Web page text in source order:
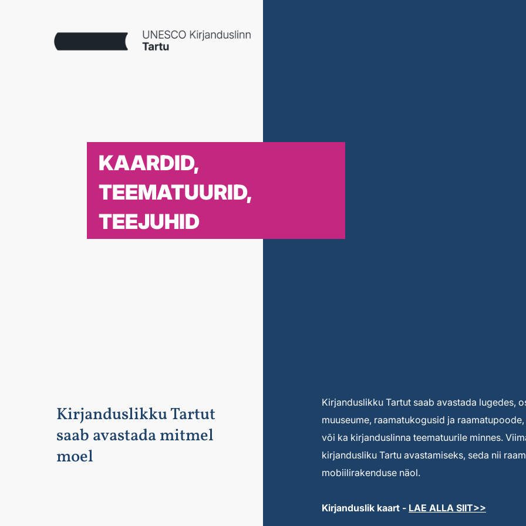
KAARDID,
TEEMATUURID,
TEEJUHID
Kirjanduslikku Tartut
saab avastada mitmel
moel
Kirjanduslikku Tartut saab avastada lugedes,
muuseume, raamatukogusid ja
või ka kirjanduslinna teematuurile minnes.
kirjandusliku Tartu avastamiseks, seda nii
mobiilirakenduse näol.
Kirjanduslik kaart - LAE ALLA SIIT>>